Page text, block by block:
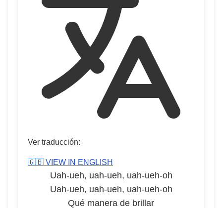
Ver traducción:
🇬🇧 VIEW IN ENGLISH
Uah-ueh, uah-ueh, uah-ueh-oh
Uah-ueh, uah-ueh, uah-ueh-oh
Qué manera de brillar